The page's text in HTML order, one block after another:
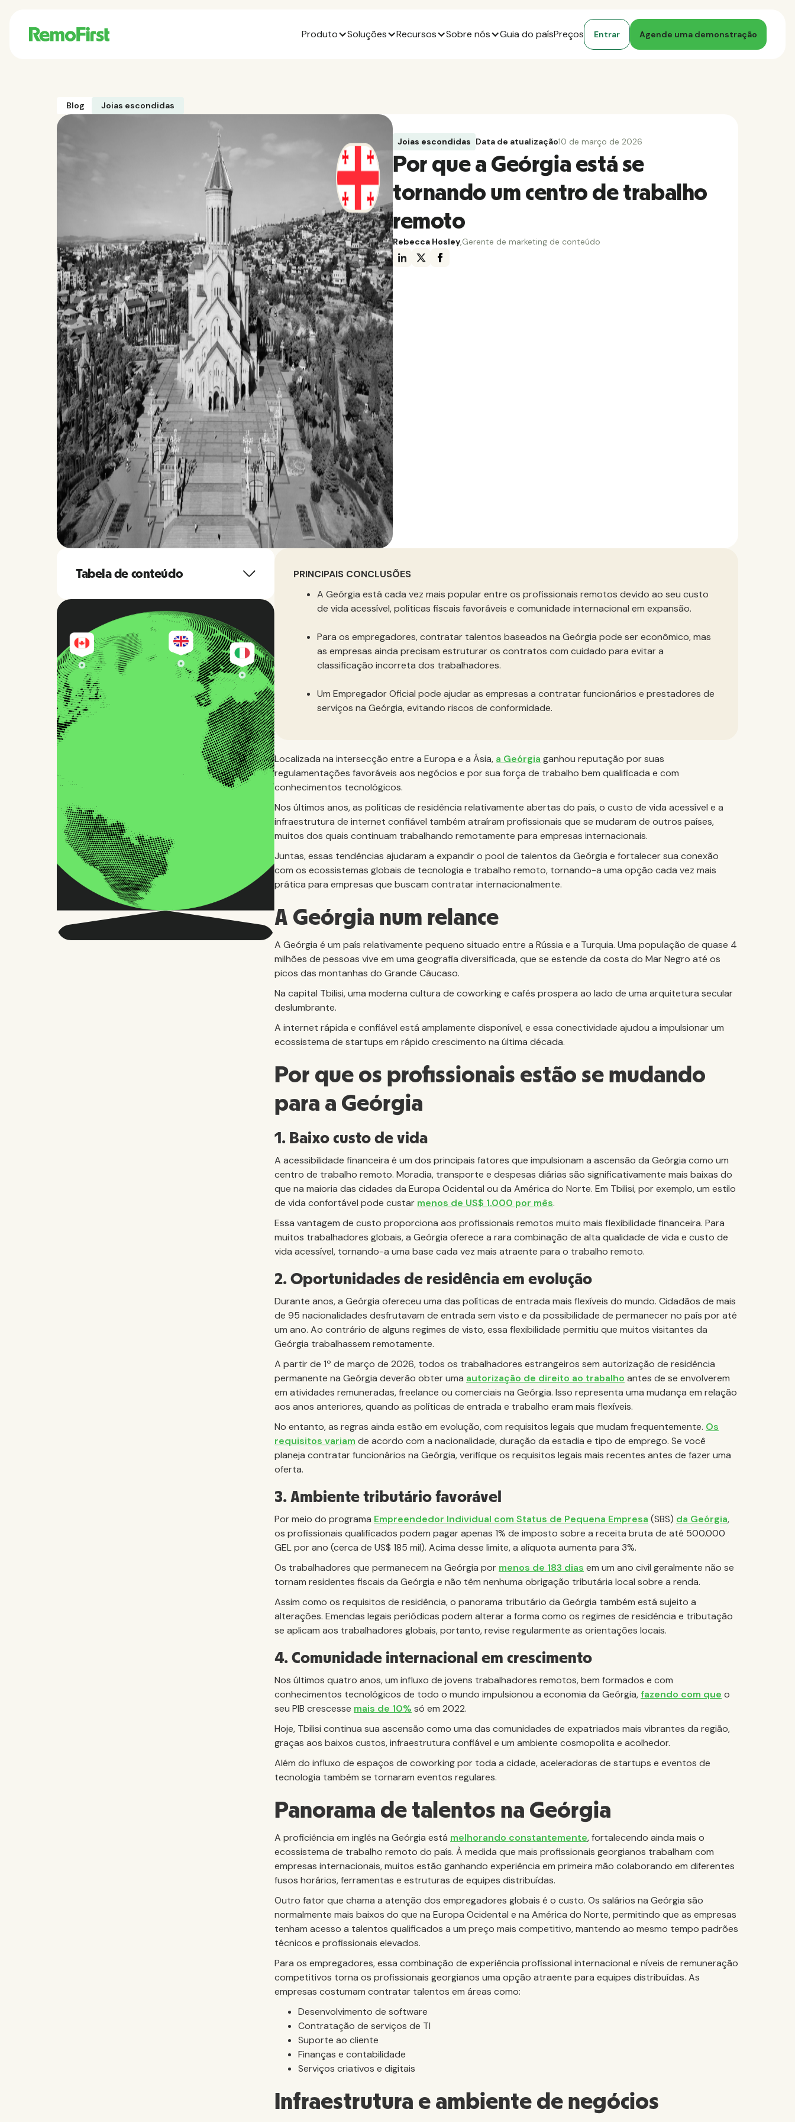
Produto Soluções Recursos Sobre nós Guia do paísPreços Entrar Agende uma demonstração
Blog Joias escondidas
Joias escondidas Data de atualização10 de março de 2026
Por que a Geórgia está se
tornando um centro de trabalho
remoto
Rebecca Hosley,Gerente de marketing de conteúdo
Tabela de conteúdo
PRINCIPAIS CONCLUSÕES
A Geórgia está cada vez mais popular entre os profissionais remotos devido ao seu custo
de vida acessível, políticas fiscais favoráveis e comunidade internacional em expansão.
Para os empregadores, contratar talentos baseados na Geórgia pode ser econômico, mas
as empresas ainda precisam estruturar os contratos com cuidado para evitar a
classificação incorreta dos trabalhadores.
Um Empregador Oficial pode ajudar as empresas a contratar funcionários e prestadores de
serviços na Geórgia, evitando riscos de conformidade.
Localizada na intersecção entre a Europa e a Ásia, a Geórgia ganhou reputação por suas
regulamentações favoráveis aos negócios e por sua força de trabalho bem qualificada e com
conhecimentos tecnológicos.
Nos últimos anos, as políticas de residência relativamente abertas do país, o custo de vida acessível e a
infraestrutura de internet confiável também atraíram profissionais que se mudaram de outros países,
muitos dos quais continuam trabalhando remotamente para empresas internacionais.
Juntas, essas tendências ajudaram a expandir o pool de talentos da Geórgia e fortalecer sua conexão
com os ecossistemas globais de tecnologia e trabalho remoto, tornando-a uma opção cada vez mais
prática para empresas que buscam contratar internacionalmente.
A Geórgia num relance
A Geórgia é um país relativamente pequeno situado entre a Rússia e a Turquia. Uma população de quase 4
milhões de pessoas vive em uma geografia diversificada, que se estende da costa do Mar Negro até os
picos das montanhas do Grande Cáucaso.
Na capital Tbilisi, uma moderna cultura de coworking e cafés prospera ao lado de uma arquitetura secular
deslumbrante.
A internet rápida e confiável está amplamente disponível, e essa conectividade ajudou a impulsionar um
ecossistema de startups em rápido crescimento na última década.
Por que os profissionais estão se mudando
para a Geórgia
1. Baixo custo de vida
A acessibilidade financeira é um dos principais fatores que impulsionam a ascensão da Geórgia como um
centro de trabalho remoto. Moradia, transporte e despesas diárias são significativamente mais baixas do
que na maioria das cidades da Europa Ocidental ou da América do Norte. Em Tbilisi, por exemplo, um estilo
de vida confortável pode custar menos de US$ 1.000 por mês.
Essa vantagem de custo proporciona aos profissionais remotos muito mais flexibilidade financeira. Para
muitos trabalhadores globais, a Geórgia oferece a rara combinação de alta qualidade de vida e custo de
vida acessível, tornando-a uma base cada vez mais atraente para o trabalho remoto.
2. Oportunidades de residência em evolução
Durante anos, a Geórgia ofereceu uma das políticas de entrada mais flexíveis do mundo. Cidadãos de mais
de 95 nacionalidades desfrutavam de entrada sem visto e da possibilidade de permanecer no país por até
um ano. Ao contrário de alguns regimes de visto, essa flexibilidade permitiu que muitos visitantes da
Geórgia trabalhassem remotamente.
A partir de 1º de março de 2026, todos os trabalhadores estrangeiros sem autorização de residência
permanente na Geórgia deverão obter uma autorização de direito ao trabalho antes de se envolverem
em atividades remuneradas, freelance ou comerciais na Geórgia. Isso representa uma mudança em relação
aos anos anteriores, quando as políticas de entrada e trabalho eram mais flexíveis.
No entanto, as regras ainda estão em evolução, com requisitos legais que mudam frequentemente. Os
requisitos variam de acordo com a nacionalidade, duração da estadia e tipo de emprego. Se você
planeja contratar funcionários na Geórgia, verifique os requisitos legais mais recentes antes de fazer uma
oferta.
3. Ambiente tributário favorável
Por meio do programa Empreendedor Individual com Status de Pequena Empresa (SBS) da Geórgia,
os profissionais qualificados podem pagar apenas 1% de imposto sobre a receita bruta de até 500.000
GEL por ano (cerca de US$ 185 mil). Acima desse limite, a alíquota aumenta para 3%.
Os trabalhadores que permanecem na Geórgia por menos de 183 dias em um ano civil geralmente não se
tornam residentes fiscais da Geórgia e não têm nenhuma obrigação tributária local sobre a renda.
Assim como os requisitos de residência, o panorama tributário da Geórgia também está sujeito a
alterações. Emendas legais periódicas podem alterar a forma como os regimes de residência e tributação
se aplicam aos trabalhadores globais, portanto, revise regularmente as orientações locais.
4. Comunidade internacional em crescimento
Nos últimos quatro anos, um influxo de jovens trabalhadores remotos, bem formados e com
conhecimentos tecnológicos de todo o mundo impulsionou a economia da Geórgia,fazendo com que o
seu PIB crescesse mais de 10% só em 2022.
Hoje, Tbilisi continua sua ascensão como uma das comunidades de expatriados mais vibrantes da região,
graças aos baixos custos, infraestrutura confiável e um ambiente cosmopolita e acolhedor.
Além do influxo de espaços de coworking por toda a cidade, aceleradoras de startups e eventos de
tecnologia também se tornaram eventos regulares.
Panorama de talentos na Geórgia
A proficiência em inglês na Geórgia está melhorando constantemente, fortalecendo ainda mais o
ecossistema de trabalho remoto do país. À medida que mais profissionais georgianos trabalham com
empresas internacionais, muitos estão ganhando experiência em primeira mão colaborando em diferentes
fusos horários, ferramentas e estruturas de equipes distribuídas.
Outro fator que chama a atenção dos empregadores globais é o custo. Os salários na Geórgia são
normalmente mais baixos do que na Europa Ocidental e na América do Norte, permitindo que as empresas
tenham acesso a talentos qualificados a um preço mais competitivo, mantendo ao mesmo tempo padrões
técnicos e profissionais elevados.
Para os empregadores, essa combinação de experiência profissional internacional e níveis de remuneração
competitivos torna os profissionais georgianos uma opção atraente para equipes distribuídas. As
empresas costumam contratar talentos em áreas como:
Desenvolvimento de software
Contratação de serviços de TI
Suporte ao cliente
Finanças e contabilidade
Serviços criativos e digitais
Infraestrutura e ambiente de negócios